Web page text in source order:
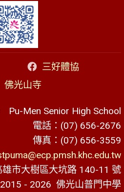
三好體協
佛光山寺
Pu-Men Senior High School
電話：(07) 656-2676
傳真：(07) 656-3559
市大樹區大坑路 140-11 號
- 2026 佛光山普門中學